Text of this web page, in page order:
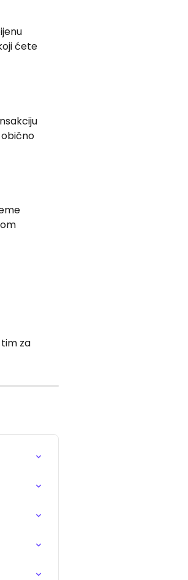
ćete
obično
za